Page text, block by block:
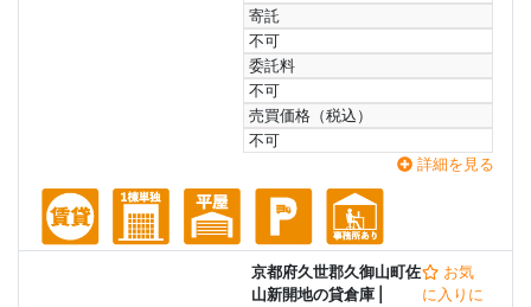
寄託
不可
委託料
不可
売買価格（税込）
不可
詳細を見る
京都府久世郡久御山町佐
山新開地の貸倉庫
お気
に入りに